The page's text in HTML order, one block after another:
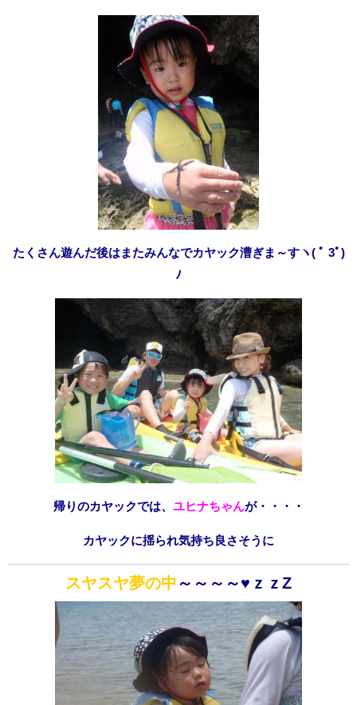
たくさん遊んだ後はまたみんなでカヤック漕ぎま～すヽ( ﾟ 3ﾟ)
ﾉ
帰りのカヤックでは、 ユヒナちゃんが・・・・
カヤックに揺られ気持ち良さそうに
スヤスヤ夢の中 ～～～～♥ｚｚZ